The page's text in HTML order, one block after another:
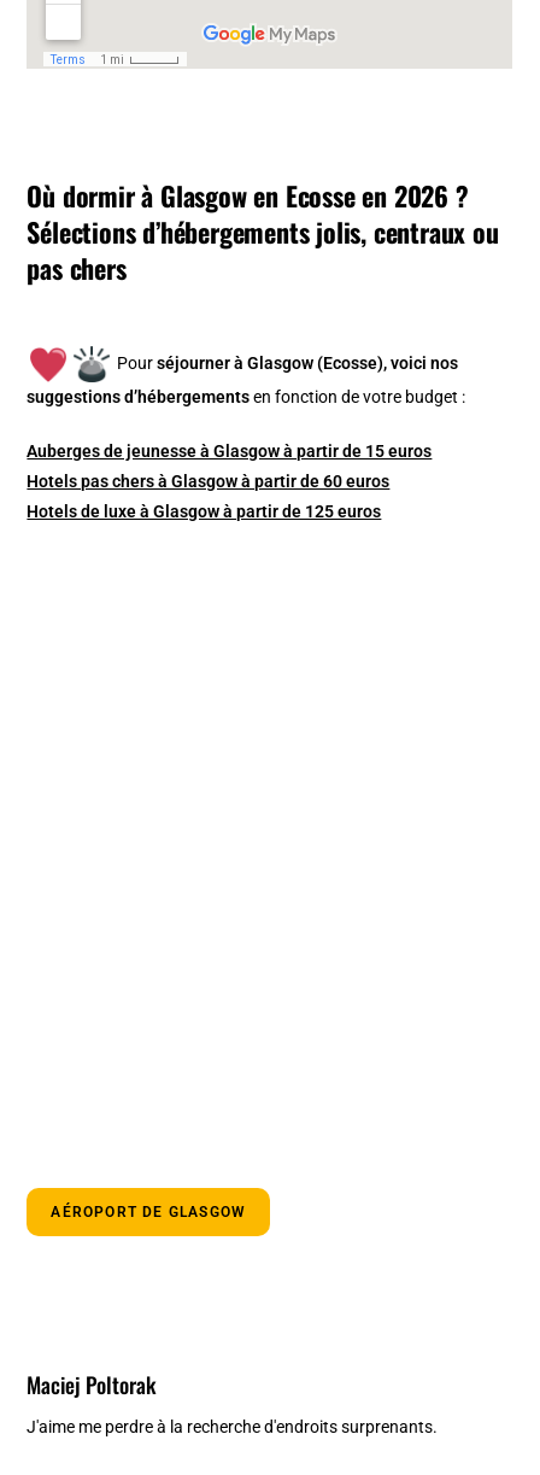
Où dormir à Glasgow en Ecosse en 2026 ?
Sélections d’hébergements jolis, centraux ou
pas chers
Pourséjourner à Glasgow (Ecosse), voici nos
suggestions d’hébergements en fonction de votre budget :
Auberges de jeunesse à Glasgow à partir de 15 euros
Hotels pas chers à Glasgow à partir de 60 euros
Hotels de luxe à Glasgow à partir de 125 euros
AÉROPORT DE GLASGOW
Maciej Poltorak
J'aime me perdre à la recherche d'endroits surprenants.